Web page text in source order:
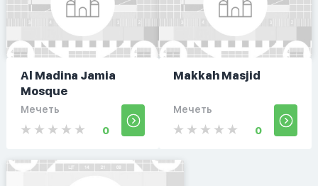
Al Madina Jamia
Mosque
Мечеть
0
Makkah Masjid
Мечеть
0